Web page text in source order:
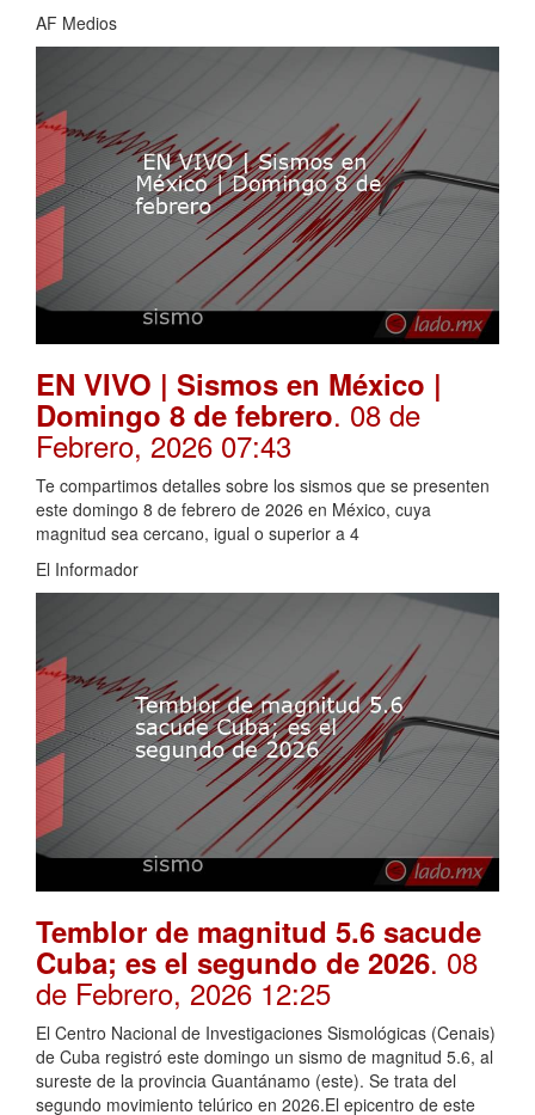
AF Medios
EN VIVO | Sismos en México |
Domingo 8 de febrero. 08 de
Febrero, 2026 07:43
Te compartimos detalles sobre los sismos que se presenten
este domingo 8 de febrero de 2026 en México, cuya
magnitud sea cercano, igual o superior a 4
El Informador
Temblor de magnitud 5.6 sacude
Cuba; es el segundo de 2026. 08
de Febrero, 2026 12:25
El Centro Nacional de Investigaciones Sismológicas (Cenais)
de Cuba registró este domingo un sismo de magnitud 5.6, al
sureste de la provincia Guantánamo (este). Se trata del
segundo movimiento telúrico en 2026.El epicentro de este